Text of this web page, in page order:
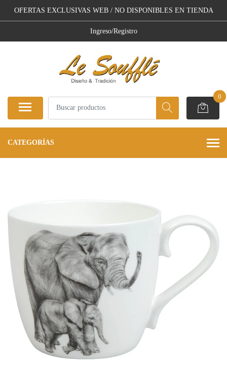
OFERTAS EXCLUSIVAS WEB / NO DISPONIBLES EN TIENDA
Ingreso/Registro
0
CATEGORÍAS